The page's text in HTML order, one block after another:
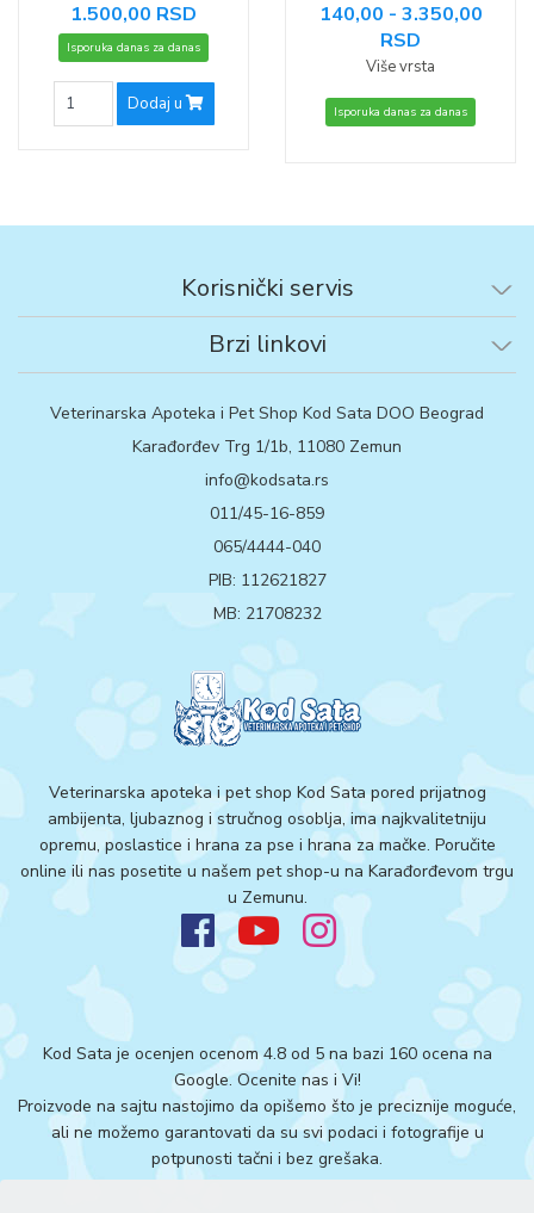
1.500,00 RSD
Isporuka danas za danas
Dodaj u
140,00 - 3.350,00
RSD
Više vrsta
Isporuka danas za danas
Korisnički servis
Brzi linkovi
Veterinarska Apoteka i Pet Shop Kod Sata DOO Beograd
Karađorđev Trg 1/1b, 11080 Zemun
info@kodsata.rs
011/45-16-859
065/4444-040
PIB: 112621827
MB: 21708232
Veterinarska apoteka i pet shop Kod Sata pored prijatnog
ambijenta, ljubaznog i stručnog osoblja, ima najkvalitetniju
opremu, poslastice i hrana za pse i hrana za mačke. Poručite
online ili nas posetite u našem pet shop-u na Karađorđevom trgu
u Zemunu.
Kod Sata je ocenjen ocenom 4.8 od 5 na bazi 160 ocena na
Google.Ocenite nas i Vi!
Proizvode na sajtu nastojimo da opišemo što je preciznije moguće,
ali ne možemo garantovati da su svi podaci i fotografije u
potpunosti tačni i bez grešaka.